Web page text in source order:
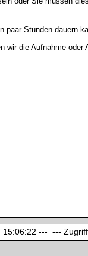
paar Stunden dauern
die Aufnahme oder
15:06:22 --- ---